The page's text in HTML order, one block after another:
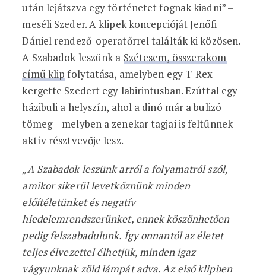
után lejátszva egy történetet fognak kiadni” –
meséli Szeder. A klipek koncepcióját Jenőfi
Dániel rendező-operatőrrel találták ki közösen.
A Szabadok leszünk a Szétesem, összerakom
című klip folytatása, amelyben egy T-Rex
kergette Szedert egy labirintusban. Ezúttal egy
házibuli a helyszín, ahol a dinó már a bulizó
tömeg – melyben a zenekar tagjai is feltűnnek –
aktív résztvevője lesz.
„A Szabadok leszünk arról a folyamatról szól,
amikor sikerül levetkőznünk minden
előítéletünket és negatív
hiedelemrendszerünket, ennek köszönhetően
pedig felszabadulunk. Így onnantól az életet
teljes élvezettel élhetjük, minden igaz
vágyunknak zöld lámpát adva. Az első klipben